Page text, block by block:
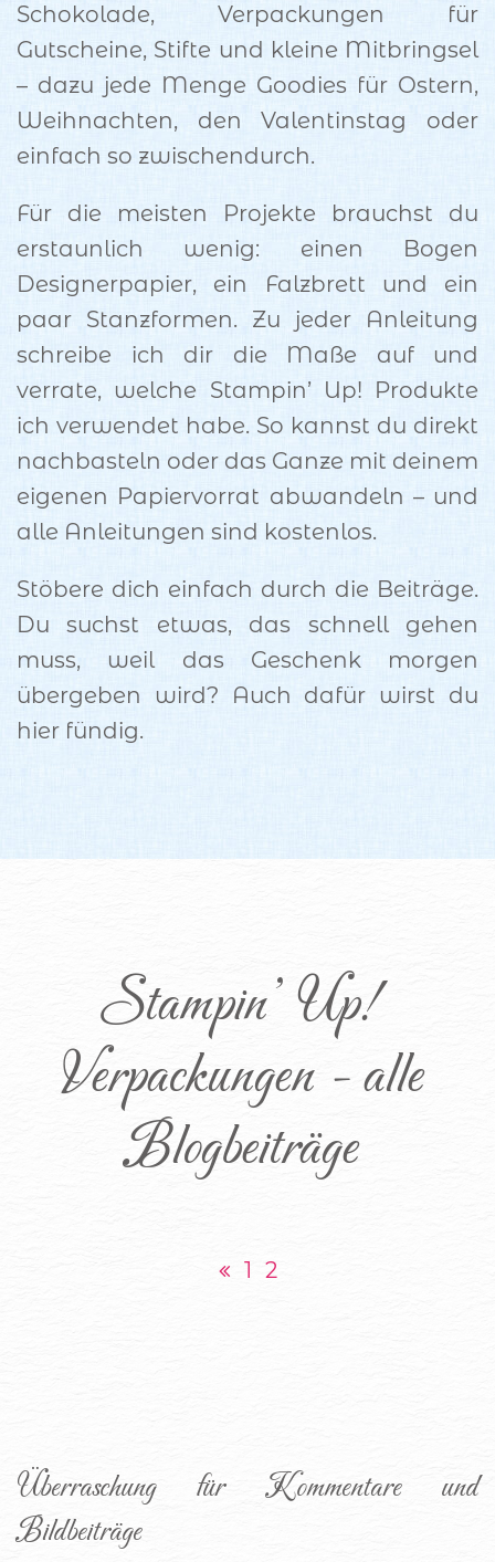
Schokolade, Verpackungen für
Gutscheine, Stifte und kleine Mitbringsel
– dazu jede Menge Goodies für Ostern,
Weihnachten, den Valentinstag oder
einfach so zwischendurch.
Für die meisten Projekte brauchst du
erstaunlich wenig: einen Bogen
Designerpapier, ein Falzbrett und ein
paar Stanzformen. Zu jeder Anleitung
schreibe ich dir die Maße auf und
verrate, welche Stampin’ Up! Produkte
ich verwendet habe. So kannst du direkt
nachbasteln oder das Ganze mit deinem
eigenen Papiervorrat abwandeln – und
alle Anleitungen sind kostenlos.
Stöbere dich einfach durch die Beiträge.
Du suchst etwas, das schnell gehen
muss, weil das Geschenk morgen
übergeben wird? Auch dafür wirst du
hier fündig.
Stampin’ Up!
Verpackungen - alle
Blogbeiträge
1 2
Überraschung für Kommentare und
Bildbeiträge